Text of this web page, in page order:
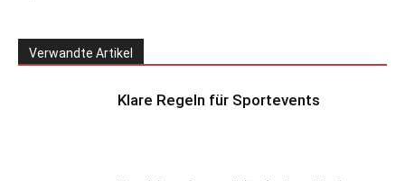
Verwandte Artikel
Klare Regeln für Sportevents